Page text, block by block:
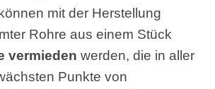
mit der Herstellung
Rohre aus einem Stück
vermieden werden, die in aller
Punkte von